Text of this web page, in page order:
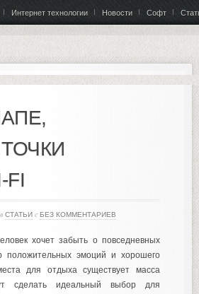
Интернет технологии Новости Софт
FI
в СТАТЬИ с БЕЗ КОММЕНТАРИЕВ
хочет забыть о повседневных
положительных эмоций и хорошего
для отдыха существует масса
сделать идеальный выбор для